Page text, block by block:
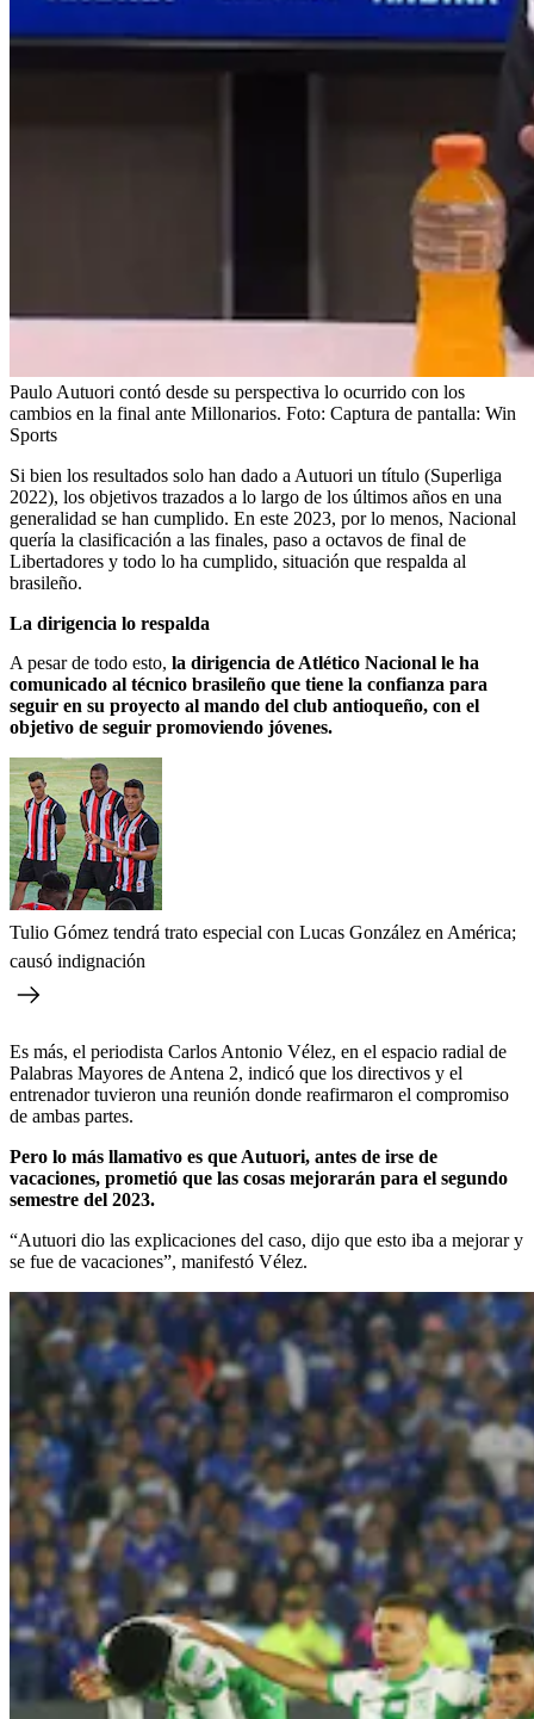
Paulo Autuori contó desde su perspectiva lo ocurrido con los
cambios en la final ante Millonarios. Foto: Captura de pantalla: Win
Sports
Si bien los resultados solo han dado a Autuori un título (Superliga
2022), los objetivos trazados a lo largo de los últimos años en una
generalidad se han cumplido. En este 2023, por lo menos, Nacional
quería la clasificación a las finales, paso a octavos de final de
Libertadores y todo lo ha cumplido, situación que respalda al
brasileño.
La dirigencia lo respalda
A pesar de todo esto, la dirigencia de Atlético Nacional le ha
comunicado al técnico brasileño que tiene la confianza para
seguir en su proyecto al mando del club antioqueño, con el
objetivo de seguir promoviendo jóvenes.
Tulio Gómez tendrá trato especial con Lucas González en América;
causó indignación
Es más, el periodista Carlos Antonio Vélez, en el espacio radial de
Palabras Mayores de Antena 2, indicó que los directivos y el
entrenador tuvieron una reunión donde reafirmaron el compromiso
de ambas partes.
Pero lo más llamativo es que Autuori, antes de irse de
vacaciones, prometió que las cosas mejorarán para el segundo
semestre del 2023.
“Autuori dio las explicaciones del caso, dijo que esto iba a mejorar y
se fue de vacaciones”, manifestó Vélez.